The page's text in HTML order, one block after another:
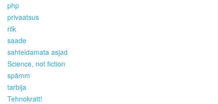
php
privaatsus
riik
saade
sahteldamata asjad
Science, not fiction
spämm
tarbija
Tehnokratt!